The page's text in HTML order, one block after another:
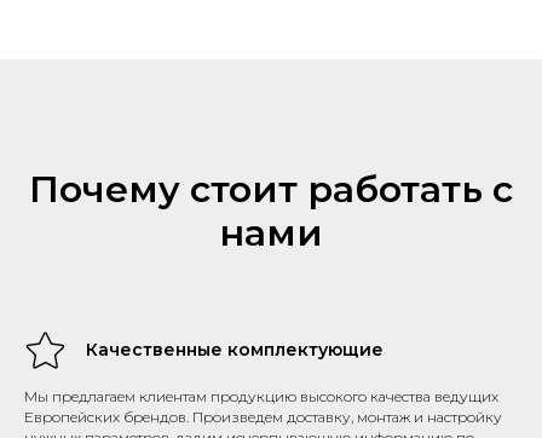
Почему стоит работать с
нами
Качественные комплектующие
Мы предлагаем клиентам продукцию высокого качества ведущих
Европейских брендов. Произведем доставку, монтаж и настройку